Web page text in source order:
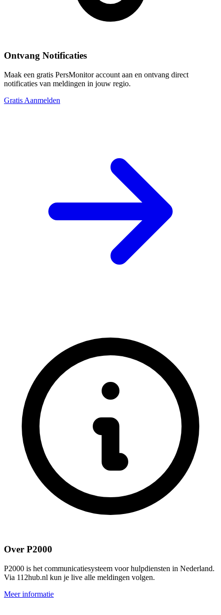
Ontvang Notificaties
Maak een gratis PersMonitor account aan en ontvang direct
notificaties van meldingen in jouw regio.
Gratis Aanmelden
Over P2000
P2000 is het communicatiesysteem voor hulpdiensten in Nederland.
Via 112hub.nl kun je live alle meldingen volgen.
Meer informatie